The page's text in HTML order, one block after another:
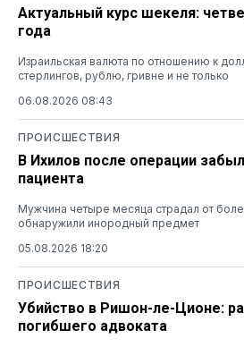
Актуальный курс шекеля:
года
Израильская валюта по отношению к
стерлингов, рублю, гривне и не только
06.08.2026 08:43
ПРОИСШЕСТВИЯ
В Ихилов после операции
пациента
Мужчина четыре месяца страдал от
обнаружили инородный предмет
05.08.2026 18:20
ПРОИСШЕСТВИЯ
Убийство в Ришон-ле-Ционе:
погибшего адвоката